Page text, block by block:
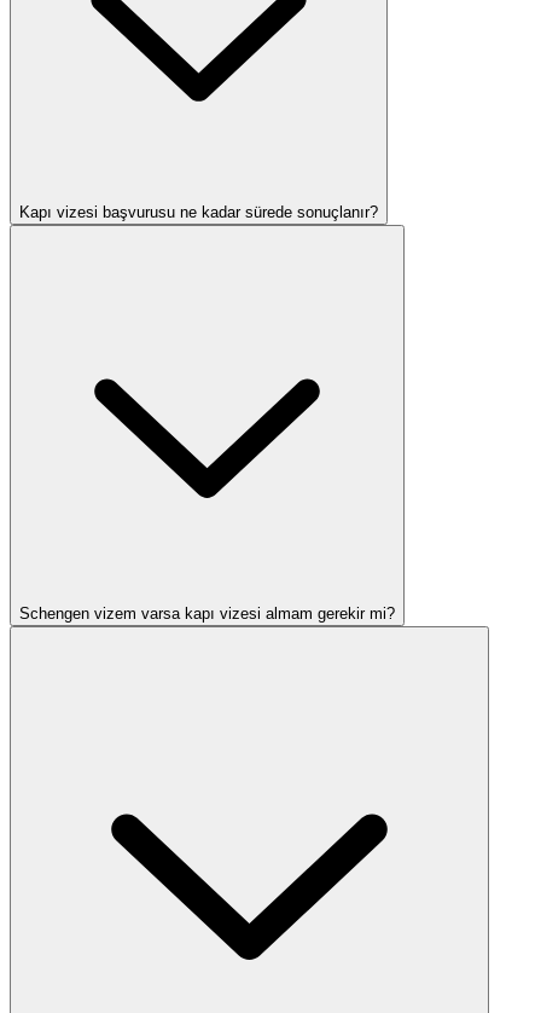
Kapı vizesi başvurusu ne kadar sürede sonuçlanır?
Schengen vizem varsa kapı vizesi almam gerekir mi?